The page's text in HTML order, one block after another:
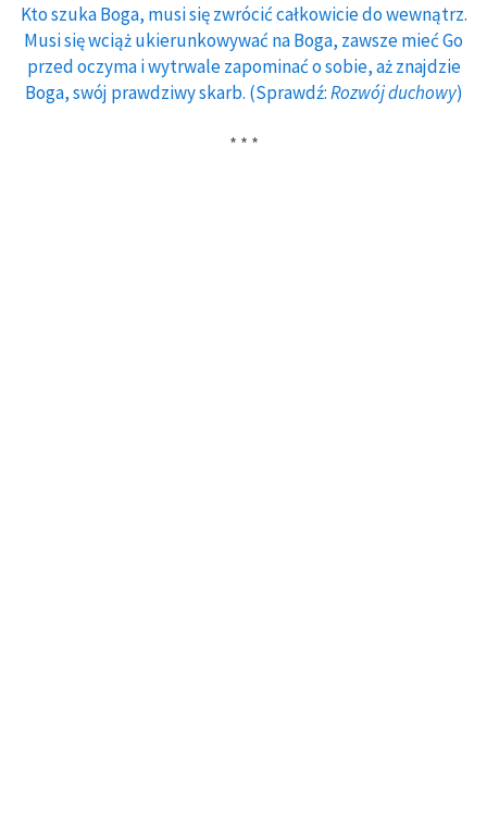
Kto szuka Boga, musi się zwrócić całkowicie do wewnątrz.
Musi się wciąż ukierunkowywać na Boga, zawsze mieć Go
przed oczyma i wytrwale zapominać o sobie, aż znajdzie
Boga, swój prawdziwy skarb. (Sprawdź:Rozwój duchowy)
* * *